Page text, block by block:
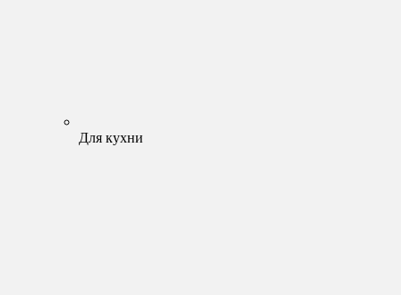
Для кухни